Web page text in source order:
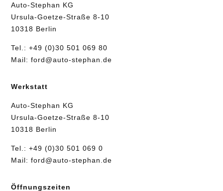
Auto-Stephan KG
Ursula-Goetze-Straße 8-10
10318 Berlin
Tel.:+49 (0)30 501 069 80
Mail:ford@auto-stephan.de
Werkstatt
Auto-Stephan KG
Ursula-Goetze-Straße 8-10
10318 Berlin
Tel.:+49 (0)30 501 069 0
Mail:ford@auto-stephan.de
Öffnungszeiten